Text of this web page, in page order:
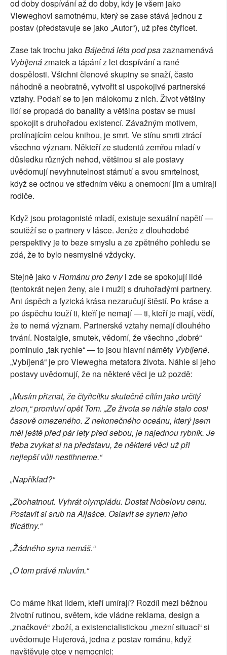
od doby dospívání až do doby, kdy je všem jako
Vieweghovi samotnému, který se zase stává jednou z
postav (představuje se jako „Autor“), už přes čtyřicet.
Zase tak trochu jakoBáječná léta pod psazaznamenává
Vybíjenázmatek a tápání z let dospívání a rané
dospělosti. Všichni členové skupiny se snaží, často
náhodně a neobratně, vytvořit si uspokojivé partnerské
vztahy. Podaří se to jen málokomu z nich. Život většiny
lidí se propadá do banality a většina postav se musí
spokojit s druhořadou existencí. Závažným motivem,
prolínajícím celou knihou, je smrt. Ve stínu smrti ztrácí
všechno význam. Někteří ze studentů zemřou mladí v
důsledku různých nehod, většinou si ale postavy
uvědomují nevyhnutelnost stárnutí a svou smrtelnost,
když se octnou ve středním věku a onemocní jim a umírají
rodiče.
Když jsou protagonisté mladí, existuje sexuální napětí —
soutěží se o partnery v lásce. Jenže z dlouhodobé
perspektivy je to beze smyslu a ze zpětného pohledu se
zdá, že to bylo nesmyslné vždycky.
Stejně jako vRománu pro ženyi zde se spokojují lidé
(tentokrát nejen ženy, ale i muži) s druhořadými partnery.
Ani úspěch a fyzická krása nezaručují štěstí. Po kráse a
po úspěchu touží ti, kteří je nemají — ti, kteří je mají, vědí,
že to nemá význam. Partnerské vztahy nemají dlouhého
trvání. Nostalgie, smutek, vědomí, že všechno „dobré“
pominulo „tak rychle“ — to jsou hlavní náměty Vybíjené.
„Vybíjená“ je pro Viewegha metafora života. Náhle si jeho
postavy uvědomují, že na některé věci je už pozdě:
„Musím přiznat, že čtyřicítku skutečně cítím jako určitý
zlom,“ promluví opět Tom. „Ze života se náhle stalo cosi
časově omezeného. Z nekonečného oceánu, který jsem
měl ještě před pár lety před sebou, je najednou rybník. Je
třeba zvykat si na představu, že některé věci už při
nejlepší vůli nestihneme.“
„Například?“
„Zbohatnout. Vyhrát olympiádu. Dostat Nobelovu cenu.
Postavit si srub na Aljašce. Oslavit se synem jeho
třicátiny.“
„Žádného syna nemáš.“
„O tom právě mluvím.“
Co máme říkat lidem, kteří umírají? Rozdíl mezi běžnou
životní rutinou, světem, kde vládne reklama, design a
„značkové“ zboží, a existencialistickou „mezní situací“ si
uvědomuje Hujerová, jedna z postav románu, když
navštěvuje otce v nemocnici: